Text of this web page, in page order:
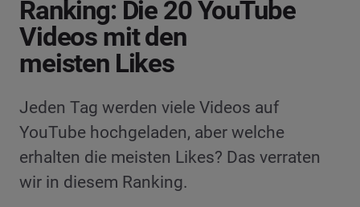
Ranking: Die 20 YouTube
Videos mit den
meisten Likes
Jeden Tag werden viele Videos auf
YouTube hochgeladen, aber welche
erhalten die meisten Likes? Das verraten
wir in diesem Ranking.